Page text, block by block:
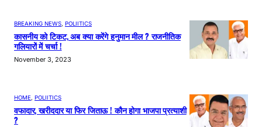
BREAKING NEWS POLIITICS
कासनीय को टिकट, अब क्या करेंगे हनुमान मील ? राजनीतिक
गलियारों में चर्चा !
November 3, 2023
HOME, POLIITICS
वफादार, खरीददार या फिर जिताऊ ! कौन होगा भाजपा प्रत्याशी
?